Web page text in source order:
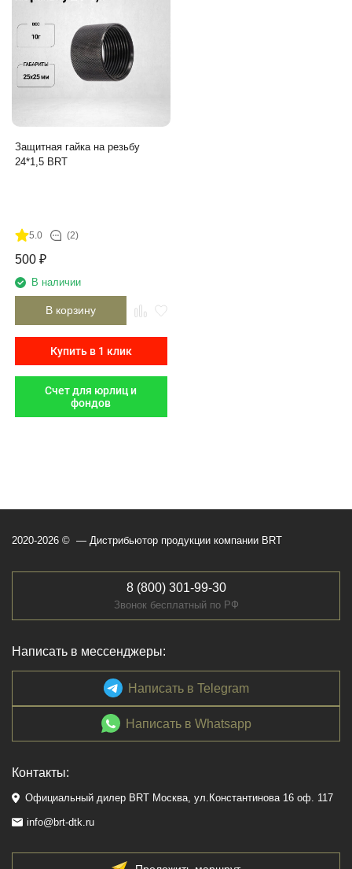
Защитная гайка на резьбу
24*1,5 BRT
5.0 (2)
500 ₽
В наличии
В корзину
Купить в 1 клик
Счет для юрлиц и
фондов
2020-2026 © — Дистрибьютор продукции компании BRT
8 (800) 301-99-30
Звонок бесплатный по РФ
Написать в мессенджеры:
Написать в Telegram
Написать в Whatsapp
Контакты:
Официальный дилер BRT Москва, ул.Константинова 16 оф. 117
info@brt-dtk.ru